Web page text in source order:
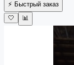
⚡ Быстрый заказ
🤍
📊